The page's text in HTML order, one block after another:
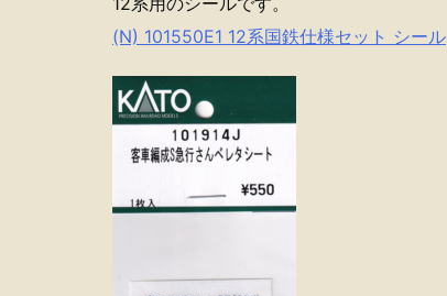
(N) 101550E1 12系国鉄仕様セット シール